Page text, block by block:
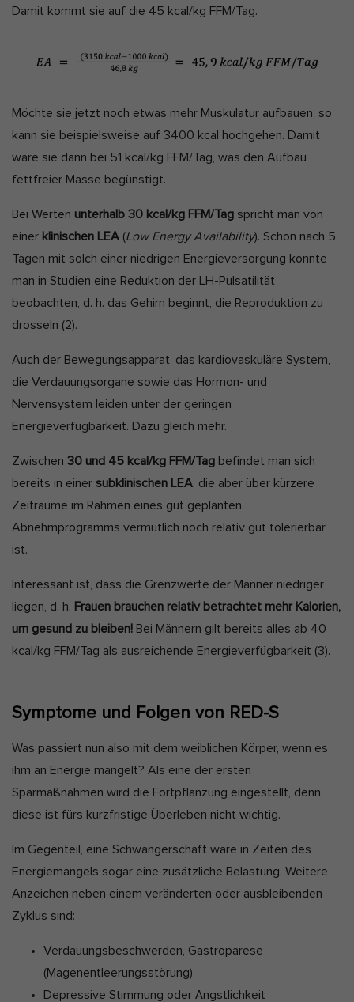
Damit kommt sie auf die 45 kcal/kg FFM/Tag.
Möchte sie jetzt noch etwas mehr Muskulatur aufbauen, so
kann sie beispielsweise auf 3400 kcal hochgehen. Damit
wäre sie dann bei 51 kcal/kg FFM/Tag, was den Aufbau
fettfreier Masse begünstigt.
Bei Werten unterhalb 30 kcal/kg FFM/Tag spricht man von
einer klinischen LEA (Low Energy Availability). Schon nach 5
Tagen mit solch einer niedrigen Energieversorgung konnte
man in Studien eine Reduktion der LH-Pulsatilität
beobachten, d. h. das Gehirn beginnt, die Reproduktion zu
drosseln (2).
Auch der Bewegungsapparat, das kardiovaskuläre System,
die Verdauungsorgane sowie das Hormon- und
Nervensystem leiden unter der geringen
Energieverfügbarkeit. Dazu gleich mehr.
Zwischen 30 und 45 kcal/kg FFM/Tag befindet man sich
bereits in einer subklinischen LEA , die aber über kürzere
Zeiträume im Rahmen eines gut geplanten
Abnehmprogramms vermutlich noch relativ gut tolerierbar
ist.
Interessant ist, dass die Grenzwerte der Männer niedriger
liegen, d. h. Frauen brauchen relativ betrachtet mehr Kalorien,
um gesund zu bleiben! Bei Männern gilt bereits alles ab 40
kcal/kg FFM/Tag als ausreichende Energieverfügbarkeit (3).
Symptome und Folgen von RED-S
Was passiert nun also mit dem weiblichen Körper, wenn es
ihm an Energie mangelt? Als eine der ersten
Sparmaßnahmen wird die Fortpflanzung eingestellt, denn
diese ist fürs kurzfristige Überleben nicht wichtig.
Im Gegenteil, eine Schwangerschaft wäre in Zeiten des
Energiemangels sogar eine zusätzliche Belastung. Weitere
Anzeichen neben einem veränderten oder ausbleibenden
Zyklus sind:
Verdauungsbeschwerden, Gastroparese
(Magenentleerungsstörung)
Depressive Stimmung oder Ängstlichkeit